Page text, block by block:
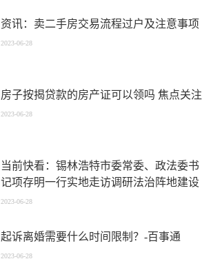
资讯：卖二手房交易流程过户及注意事项
2023-06-28
房子按揭贷款的房产证可以领吗 焦点关注
2023-06-28
当前快看：锡林浩特市委常委、政法委书
记项存明一行实地走访调研法治阵地建设
2023-06-28
起诉离婚需要什么时间限制？-百事通
2023-06-28